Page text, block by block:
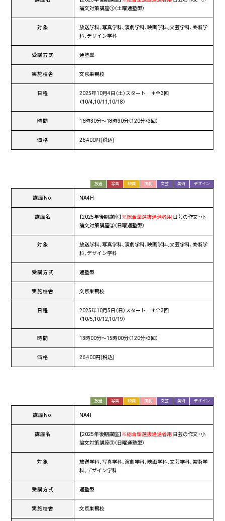
論文対策講座①（土曜通塾型）
対象
放送学科、写真学科、演劇学科、映画学科、文芸学科、美術学
科、デザイン学科
受講方式 通塾型
実施校舎 文京巣鴨校
日程
2025年10月4日（土）スタート ＊全3回
（10/4,10/11,10/18）
時間 16時30分〜18時30分（120分×3回）
価格 26,400円(税込)
放送 写真 映画 演劇 文芸 美術 デザイン
講座No. NA4H
講座名 【2025年後期講座】 ※総合型選抜通過者用 日芸の作文・小
論文対策講座②（日曜通塾型）
対象
放送学科、写真学科、演劇学科、映画学科、文芸学科、美術学
科、デザイン学科
受講方式 通塾型
実施校舎 文京巣鴨校
日程
2025年10月5日（日）スタート ＊全3回
（10/5,10/12,10/19）
時間 13時00分〜15時00分（120分×3回）
価格 26,400円(税込)
放送 写真 映画 演劇 文芸 美術 デザイン
講座No. NA4I
講座名 【2025年後期講座】 ※総合型選抜通過者用 日芸の作文・小
論文対策講座③（日曜通塾型）
対象
放送学科、写真学科、演劇学科、映画学科、文芸学科、美術学
科、デザイン学科
受講方式 通塾型
実施校舎 文京巣鴨校